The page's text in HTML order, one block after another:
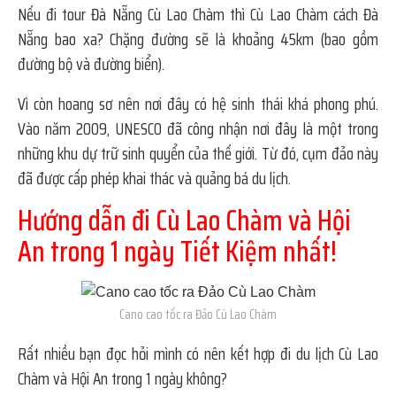
Nếu đi tour Đà Nẵng Cù Lao Chàm thì Cù Lao Chàm cách Đà
Nẵng bao xa? Chặng đường sẽ là khoảng 45km (bao gồm
đường bộ và đường biển).
Vì còn hoang sơ nên nơi đây có hệ sinh thái khá phong phú.
Vào năm 2009, UNESCO đã công nhận nơi đây là một trong
những khu dự trữ sinh quyển của thế giới. Từ đó, cụm đảo này
đã được cấp phép khai thác và quảng bá du lịch.
Hướng dẫn đi Cù Lao Chàm và Hội
An trong 1 ngày Tiết Kiệm nhất!
Cano cao tốc ra Đảo Cù Lao Chàm
Rất nhiều bạn đọc hỏi mình có nên kết hợp đi du lịch Cù Lao
Chàm và Hội An trong 1 ngày không?